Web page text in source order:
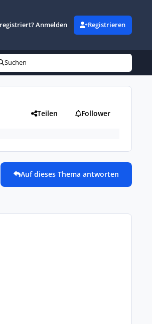
Anmelden Registrieren
Suchen
Teilen Follower
Auf dieses Thema antworten